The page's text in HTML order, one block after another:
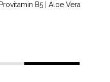
B5 | Aloe Vera